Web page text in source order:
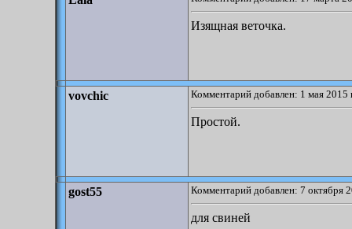
Изящная веточка.
vovchic Комментарий добавлен: 1 мая 2015
Простой.
gost55 Комментарий добавлен: 7 октября
для свиней